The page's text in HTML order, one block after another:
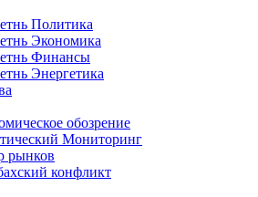
Политика
Экономика
Финансы
Энергетика
обозрение
Мониторинг
рынков
конфликт